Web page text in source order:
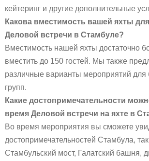
кейтеринг и другие дополнительные
Какова вместимость вашей яхты
Деловой встречи в Стамбуле?
Вместимость нашей яхты достаточно
вместить до 150 гостей. Мы также
различные варианты мероприятий
групп.
Какие достопримечательности
время Деловой встречи на яхте в
Во время мероприятия вы сможете
достопримечательностей Стамбула,
Стамбульский мост, Галатский башня,